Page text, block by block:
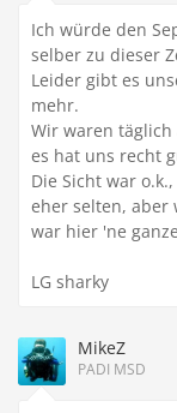
Ich würde den
selber zu dieser
Leider gibt es
mehr.
Wir waren
es hat uns recht
Die Sicht war
eher selten, aber
war hier 'ne
LG sharky
MikeZ
PADI MSD